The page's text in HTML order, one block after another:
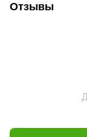
Отзывы